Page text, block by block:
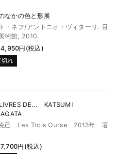
なかの色と形展
・ネフ/アントニオ・ヴィターリ. 目
術館, 2010.
円(税込)
れ
DE... KATSUMI
己 Les Trois Ourse 2013年 署
円(税込)